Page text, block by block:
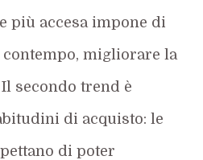
più accesa impone di
migliorare la
secondo trend è
di acquisto: le
di poter